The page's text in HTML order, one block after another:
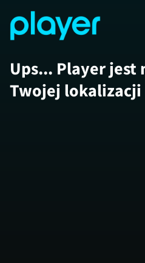
Ups... Player jest
Twojej lokalizacji